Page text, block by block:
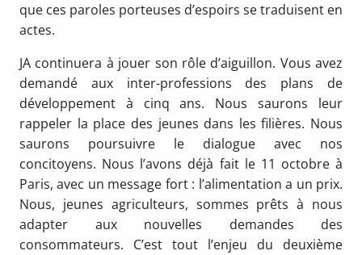
que ces paroles porteuses d’espoirs se traduisent en
actes.
JA continuera à jouer son rôle d’aiguillon. Vous avez
demandé aux inter-professions des plans de
développement à cinq ans. Nous saurons leur
rappeler la place des jeunes dans les filières. Nous
saurons poursuivre le dialogue avec nos
concitoyens. Nous l’avons déjà fait le 11 octobre à
Paris, avec un message fort : l’alimentation a un prix.
Nous, jeunes agriculteurs, sommes prêts à nous
adapter aux nouvelles demandes des
consommateurs. C’est tout l’enjeu du deuxième